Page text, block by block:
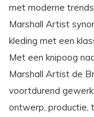
met moderne
Marshall Artist
kleding met een
Met een knipoog
Marshall Artist de
voortdurend
ontwerp, productie,